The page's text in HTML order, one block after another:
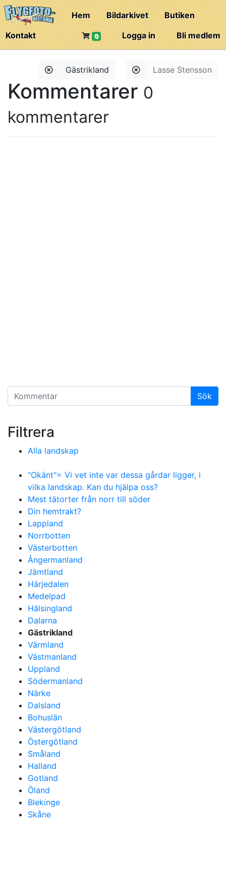
Hem Bildarkivet
Butiken
Kontakt
Bli medlem
Logga in
0
Lasse Stensson
Gästrikland
Kommentarer 0
kommentarer
Filtrera
Alla landskap
"Okänt"= Vi vet inte var dessa gårdar ligger, i
vilka landskap. Kan du hjälpa oss?
Mest tätorter från norr till söder
Din hemtrakt?
Lappland
Norrbotten
Västerbotten
Ångermanland
Jämtland
Härjedalen
Medelpad
Hälsingland
Dalarna
Gästrikland
Värmland
Västmanland
Uppland
Södermanland
Närke
Dalsland
Bohuslän
Västergötland
Östergötland
Småland
Halland
Gotland
Öland
Blekinge
Skåne